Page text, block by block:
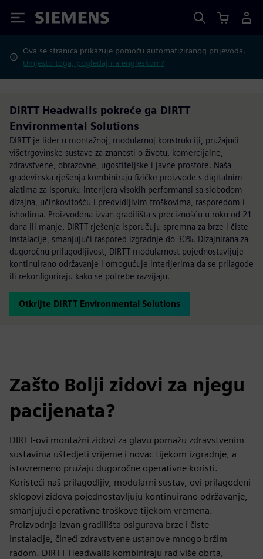
Siemens
Ova se stranica prikazuje pomoću automatiziranog prijevoda.
Umjesto toga, pogledaj na engleskom?
DIRTT Headwalls pokreće ga DIRTT
Environmental Solutions
DIRTT je lider u montažnoj, modularnoj konstrukciji, pružajući
višetrgovinske sustave za znanosti o životu, komercijalne,
zdravstvene, obrazovne, ugostiteljske i javne prostore. Naša
građevinska rješenja kombiniraju fizičke proizvode s digitalnim
alatima za isporuku interijera visokih performansi sa slobodom
dizajna, učinkovitošću i predvidljivim troškovima, rasporedom i
ishodima. Proizvođena izvan gradilišta s preciznošću u roku od 21
dana ili manje, DIRTT rješenja isporučuju spremna za brze i čiste
instalacije, smanjujući raspored izgradnje do 30%. Dizajnirana za
dugoročnu prilagodljivost, DIRTT modularnost pojednostavljuje
kontinuirano održavanje i omogućuje interijerima da se prilagode
ili rekonfiguriraju kako se potrebe razvijaju.
Otkrijte DIRTT Environmental Solutions
Zašto Bolji zidovi za njegu
pacijenata?
DIRTT-ovi montažni zidovi za glavu pomažu zdravstvenim
sustavima uštedjeti vrijeme i novac tijekom izgradnje, a
istovremeno pružaju dugoročne operativne koristi.
Koristeći naš prilagodljiv, modularni sustav, ovi prilagođeni
sklopovi zidova pojednostavljuju kontinuirano održavanje,
smanjujući operativne troškove tijekom vremena.
Proizvodnja izvan gradilišta osigurava brze i čiste
instalacije, čineći zdravstvene ustanove mnogo bržim
radom. DIRTT Headwalls kombiniraju rad više obrta,